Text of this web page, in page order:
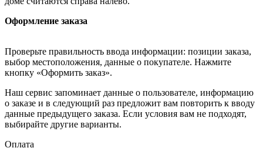
Оформление заказа
Проверьте правильность ввода информации: позиции заказа,
выбор местоположения, данные о покупателе. Нажмите
кнопку «Оформить заказ».
Наш сервис запоминает данные о пользователе, информацию
о заказе и в следующий раз предложит вам повторить к вводу
данные предыдущего заказа. Если условия вам не подходят,
выбирайте другие варианты.
Оплата